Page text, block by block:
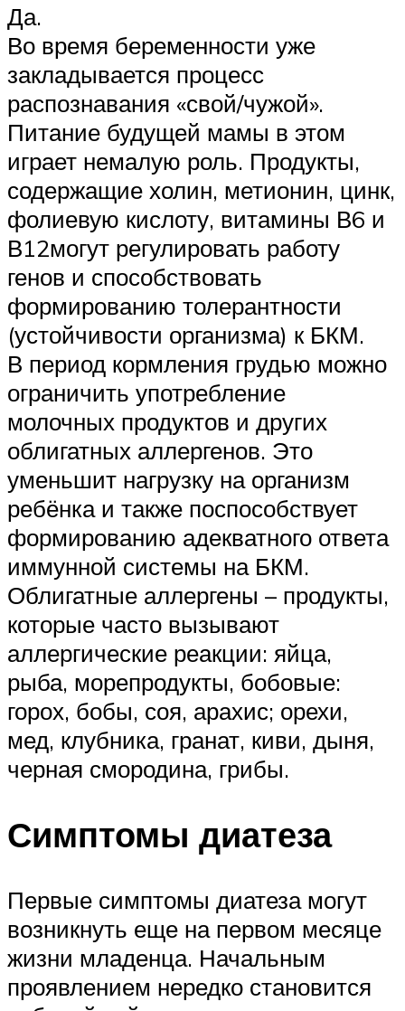
Да.
Во время беременности уже
закладывается процесс
распознавания «свой/чужой».
Питание будущей мамы в этом
играет немалую роль. Продукты,
содержащие холин, метионин, цинк,
фолиевую кислоту, витамины В6 и
В12могут регулировать работу
генов и способствовать
формированию толерантности
(устойчивости организма) к БКМ.
В период кормления грудью можно
ограничить употребление
молочных продуктов и других
облигатных аллергенов. Это
уменьшит нагрузку на организм
ребёнка и также поспособствует
формированию адекватного ответа
иммунной системы на БКМ.
Облигатные аллергены – продукты,
которые часто вызывают
аллергические реакции: яйца,
рыба, морепродукты, бобовые:
горох, бобы, соя, арахис; орехи,
мед, клубника, гранат, киви, дыня,
черная смородина, грибы.
Симптомы диатеза
Первые симптомы диатеза могут
возникнуть еще на первом месяце
жизни младенца. Начальным
проявлением нередко становится